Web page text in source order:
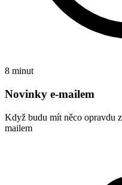
8 minut
Novinky e-mailem
Když budu mít něco opravdu
mailem